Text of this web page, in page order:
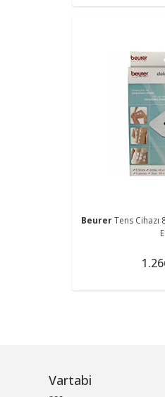
BeurerTens Cihazı
Vartabi